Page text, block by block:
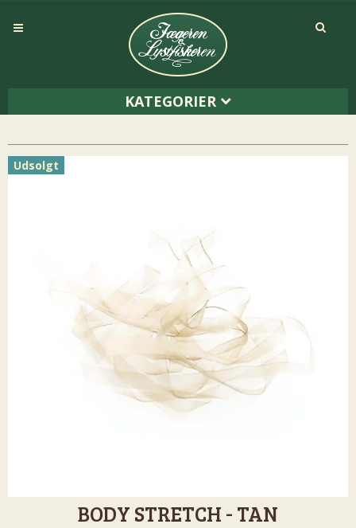
KATEGORIER
Udsolgt
BODY STRETCH - TAN